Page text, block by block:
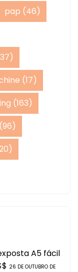
pap (46)
(17)
(163)
(96)
A5 fácil
26 DE OUTUBRO DE